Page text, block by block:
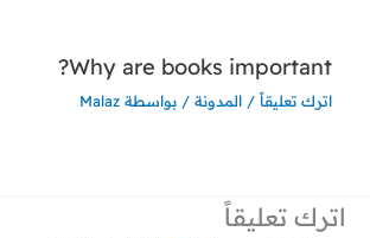
Why are books important?
اترك تعليقاً / المدونة/ بواسطة Malaz
اترك تعليقاً